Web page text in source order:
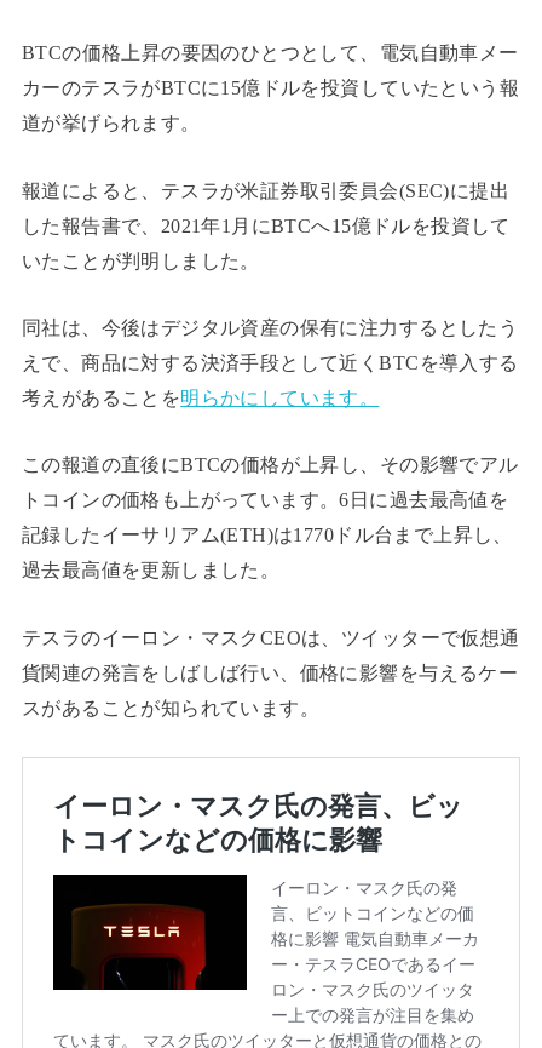
BTCの価格上昇の要因のひとつとして、電気自動車メー
カーのテスラがBTCに15億ドルを投資していたという報
道が挙げられます。
報道によると、テスラが米証券取引委員会(SEC)に提出
した報告書で、2021年1月にBTCへ15億ドルを投資して
いたことが判明しました。
同社は、今後はデジタル資産の保有に注力するとしたう
えで、商品に対する決済手段として近くBTCを導入する
考えがあることを明らかにしています。
この報道の直後にBTCの価格が上昇し、その影響でアル
トコインの価格も上がっています。6日に過去最高値を
記録したイーサリアム(ETH)は1770ドル台まで上昇し、
過去最高値を更新しました。
テスラのイーロン・マスクCEOは、ツイッターで仮想通
貨関連の発言をしばしば行い、価格に影響を与えるケー
スがあることが知られています。